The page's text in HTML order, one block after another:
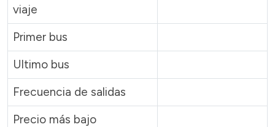
viaje
Primer bus
Ultimo bus
Frecuencia de salidas
Precio más bajo